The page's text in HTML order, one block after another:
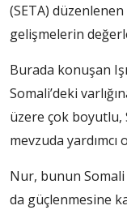
(SETA)
gelişmelerin
Burada konuşan
Somali’deki
üzere çok boyutlu,
mevzuda
Nur, bunun
da güçlenmesine